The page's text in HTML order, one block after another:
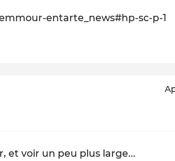
entarte_news#hp-sc-p-1
et voir un peu plus large...